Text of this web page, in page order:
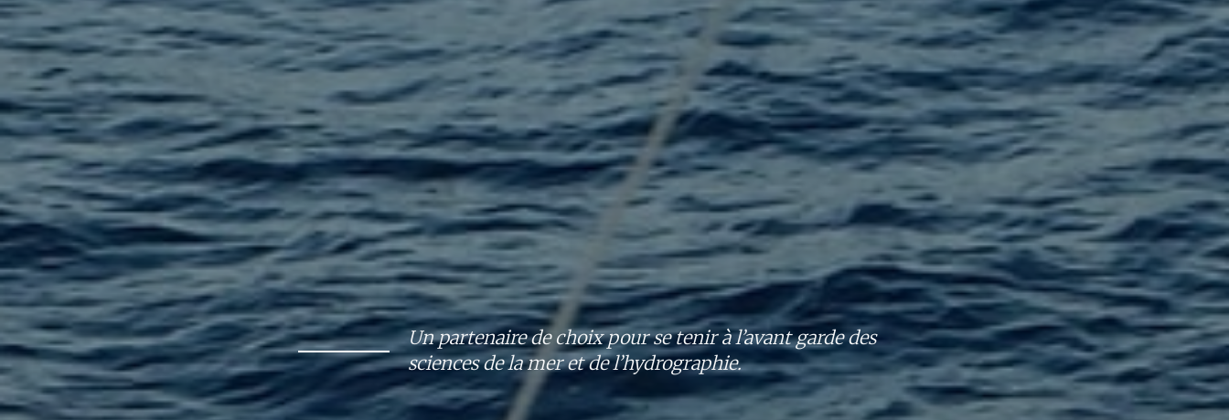
Un partenaire de choix pour se tenir à l’avant garde des
sciences de la mer et de l’hydrographie.